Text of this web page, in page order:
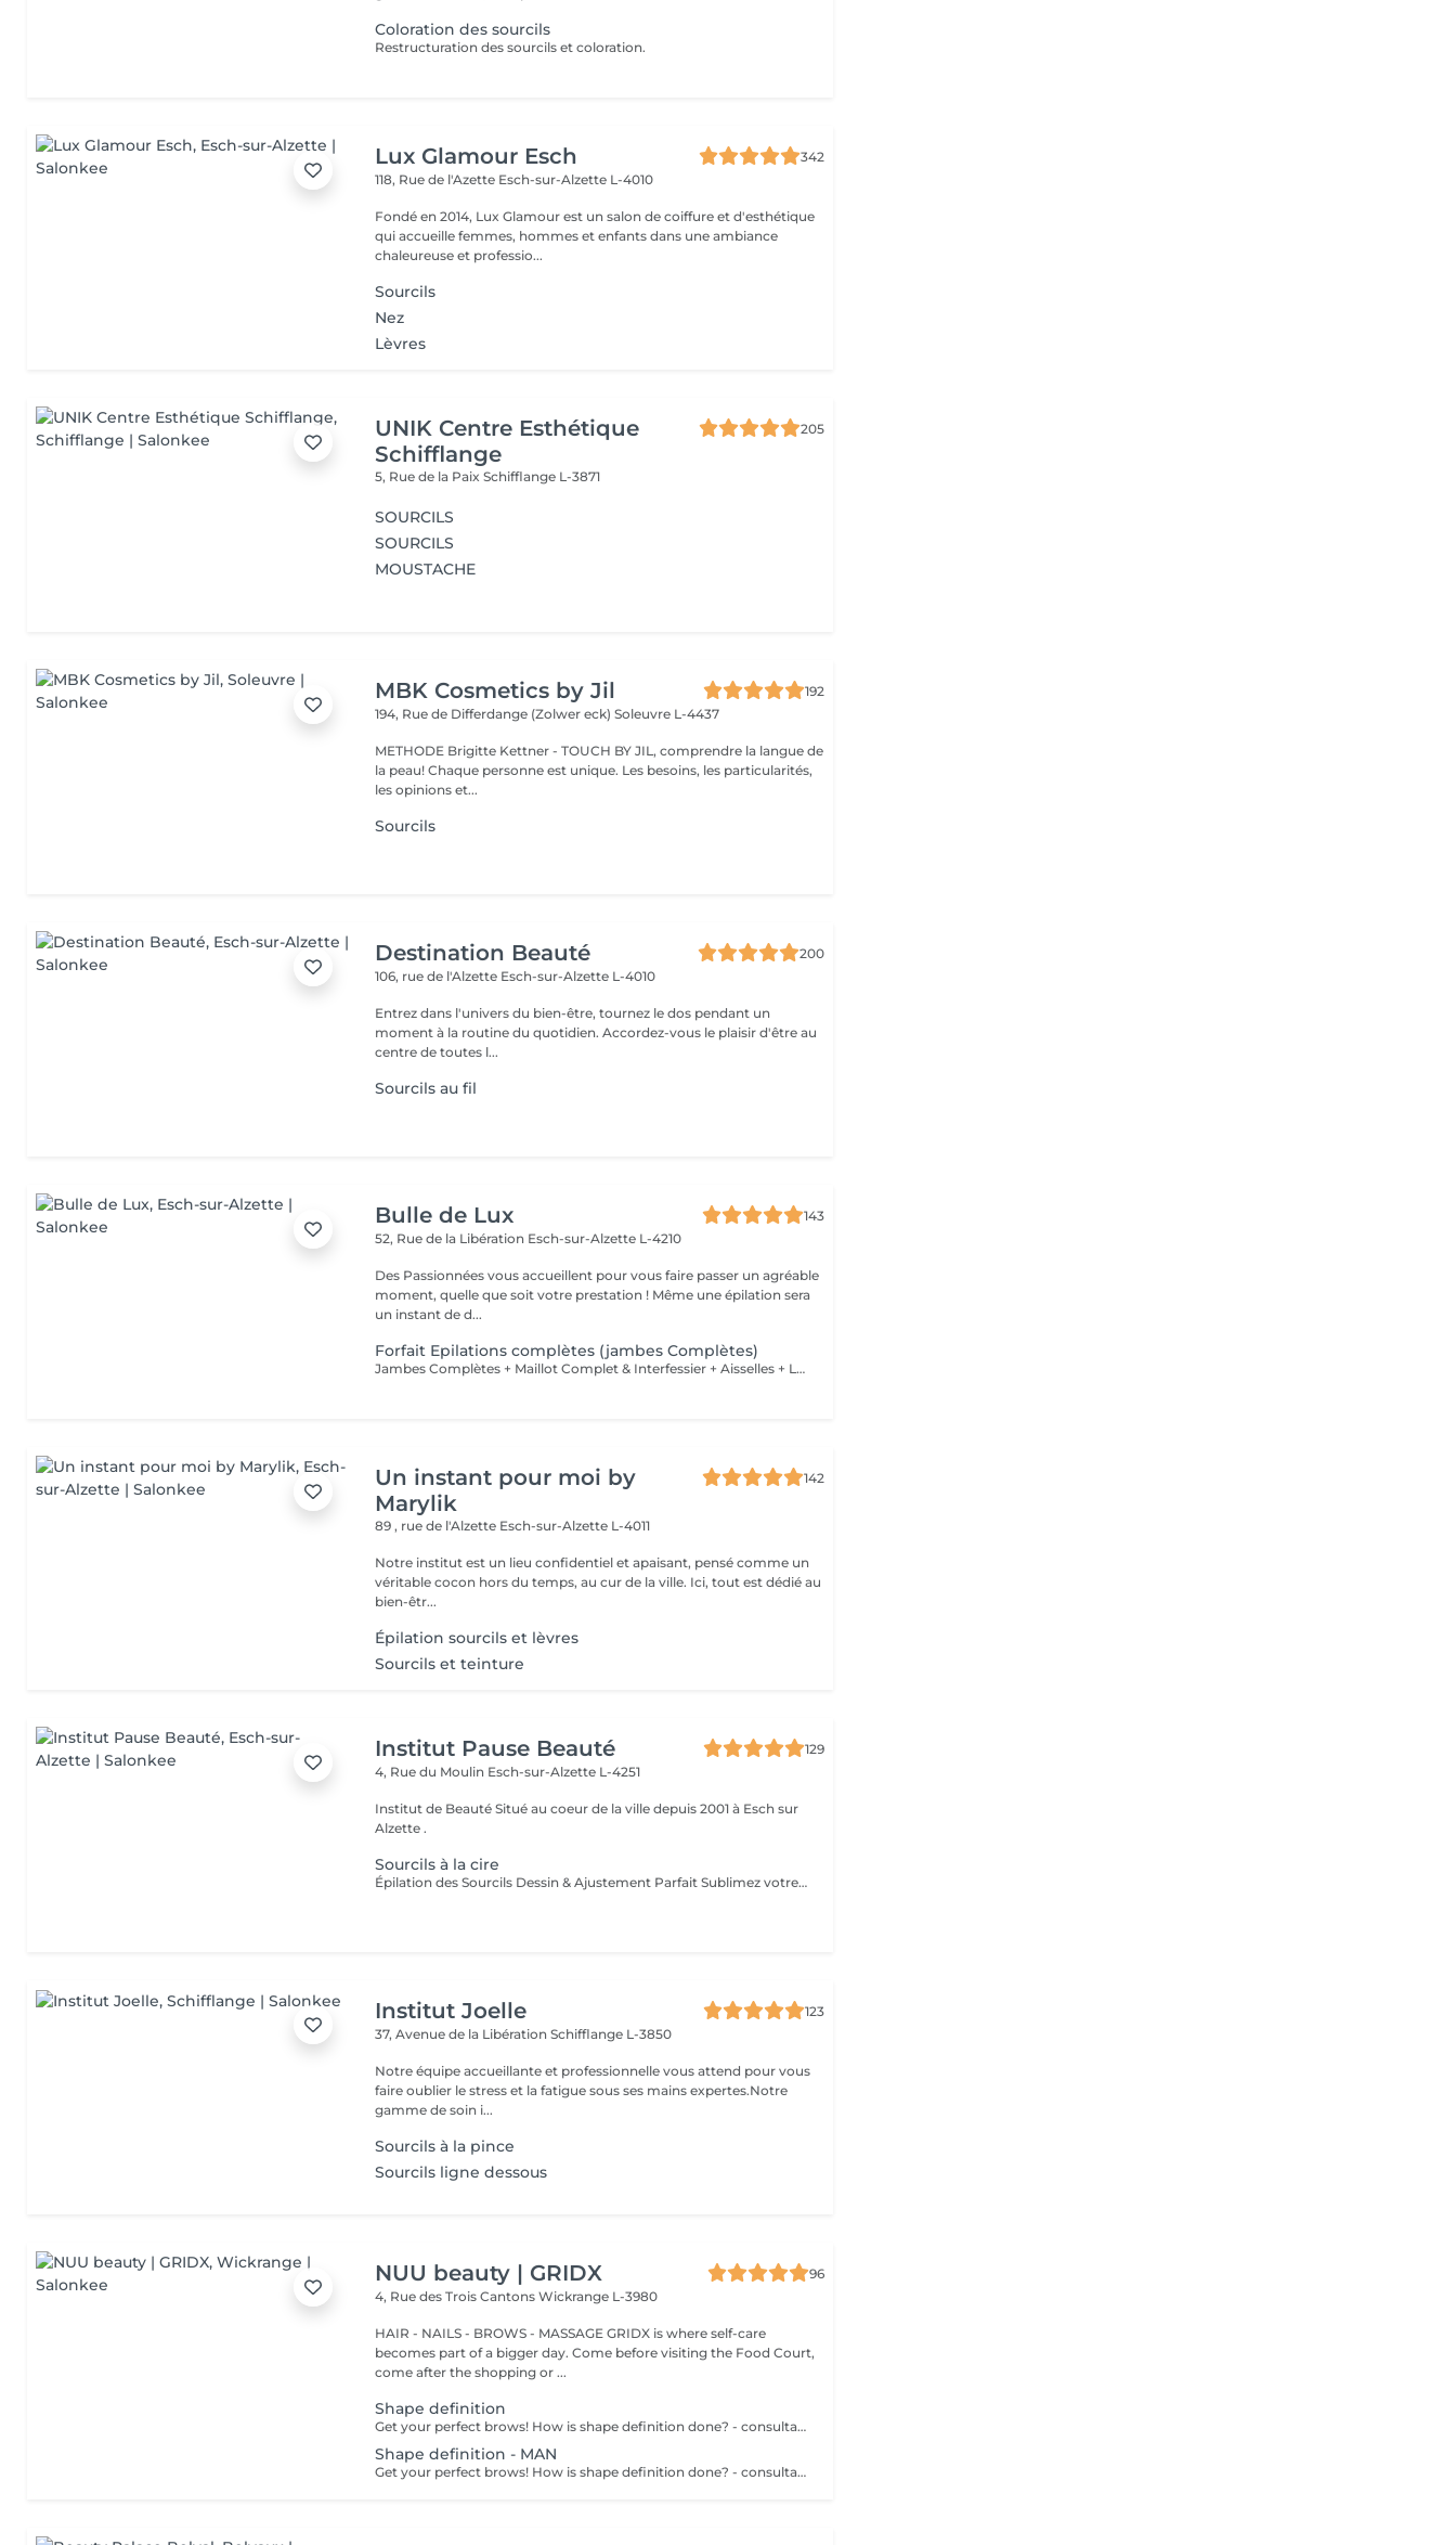
Coloration des sourcils
Restructuration des sourcils et coloration.
Lux Glamour Esch
342
118, Rue de l'Azette Esch-sur-Alzette L-4010
Fondé en 2014, Lux Glamour est un salon de coiffure et d'esthétique
qui accueille femmes, hommes et enfants dans une ambiance
chaleureuse et professio...
Sourcils
Nez
Lèvres
UNIK Centre Esthétique
Schifflange
205
5, Rue de la PaixSchifflange L-3871
SOURCILS
SOURCILS
MOUSTACHE
MBK Cosmetics by Jil
192
194, Rue de Differdange (Zolwer eck)Soleuvre L-4437
METHODE Brigitte Kettner - TOUCH BY JIL, comprendre la langue de
la peau! Chaque personne est unique. Les besoins, les particularités,
les opinions et...
Sourcils
Destination Beauté
200
106, rue de l'Alzette Esch-sur-Alzette L-4010
Entrez dans l'univers du bien-être, tournez le dos pendant un
moment à la routine du quotidien. Accordez-vous le plaisir d'être au
centre de toutes l...
Sourcils au fil
Bulle de Lux
143
52, Rue de la Libération Esch-sur-Alzette L-4210
Des Passionnées vous accueillent pour vous faire passer un agréable
moment, quelle que soit votre prestation ! Même une épilation sera
un instant de d...
Forfait Epilations complètes (jambes Complètes)
Jambes Complètes + Maillot Complet & Interfessier + Aisselles + Lèvre + Sourcils
Un instant pour moi by
Marylik
142
89 , rue de l'Alzette Esch-sur-Alzette L-4011
Notre institut est un lieu confidentiel et apaisant, pensé comme un
véritable cocon hors du temps, au cur de la ville. Ici, tout est dédié au
bien-êtr...
Épilation sourcils et lèvres
Sourcils et teinture
Institut Pause Beauté
129
4, Rue du Moulin Esch-sur-Alzette L-4251
Institut de Beauté Situé au coeur de la ville depuis 2001 à Esch sur
Alzette .
Sourcils à la cire
Épilation des Sourcils Dessin & Ajustement Parfait Sublimez votre regard grâce à une épilation précise et sur-mesure. Les sourcils sont dessinés et ajustés selon la forme naturelle de votre visage, pour un rendu harmonieux et élégant. Les bienfaits : Regard structuré et valorisé Forme des sourcils adaptée à votre morphologie Résultat net et durable Idéal pour un regard expressif et soigné, au quotidien ou pour une occasion spéciale.
Institut Joelle
123
37, Avenue de la LibérationSchifflange L-3850
Notre équipe accueillante et professionnelle vous attend pour vous
faire oublier le stress et la fatigue sous ses mains expertes.Notre
gamme de soin i...
Sourcils à la pince
Sourcils ligne dessous
NUU beauty | GRIDX
96
4, Rue des Trois CantonsWickrange L-3980
HAIR - NAILS - BROWS - MASSAGE GRIDX is where self-care
becomes part of a bigger day. Come before visiting the Food Court,
come after the shopping or ...
Shape definition
Get your perfect brows! How is shape definition done? - consultation is performed - brows area is washed - excess hair is removed with wax - excess hair is removed with tweezers - brows are styled Age restrictions: recommended to do from 12 years. Post procedure recommendations: do not put makeup on the skin near the brows 4 hours after the procedure. Frequency: once in 3-4 weeks.
Shape definition - MAN
Get your perfect brows! How is shape definition done? - consultation is performed - brows area is washed - excess hair is removed with wax - excess hair is removed with tweezers - brows are styled Age restrictions: recommended to do from 12 years. Post procedure recommendations: excessive sweating is prohibited. Frequency: once in 3-4 weeks.